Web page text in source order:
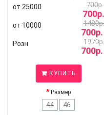
от 25000
700р.
700р.
от 10000 1480р.
700р.
Розн 1970р.
700р.
КУПИТЬ
Размер
44 46